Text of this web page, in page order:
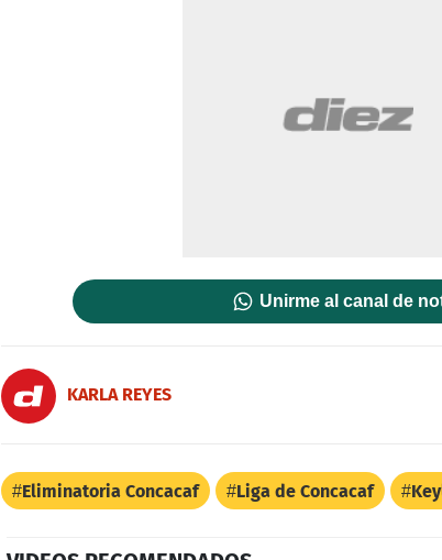
Unirme al canal de
KARLA REYES
Eliminatoria Concacaf Liga de Concacaf